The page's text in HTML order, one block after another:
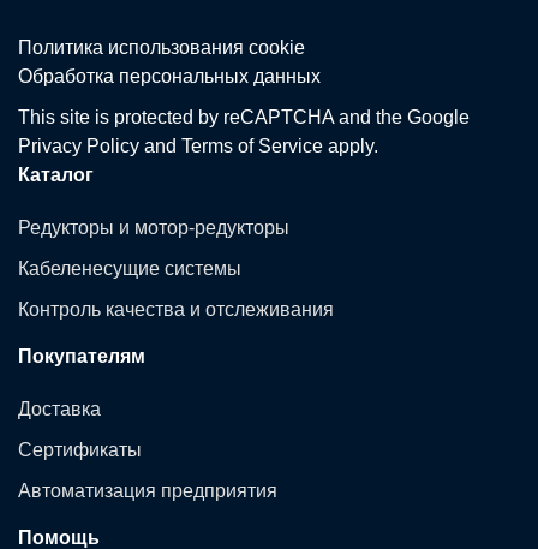
Политика использования сookie
Обработка персональных данных
This site is protected by reCAPTCHA and the Google
Privacy Policy and Terms of Service apply.
Каталог
Редукторы и мотор-редукторы
Кабеленесущие системы
Контроль качества и отслеживания
Покупателям
Доставка
Сертификаты
Автоматизация предприятия
Помощь